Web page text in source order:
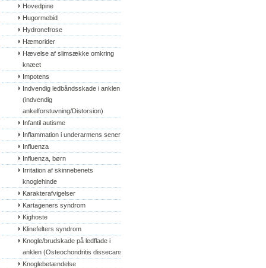
Hovedpine
Hugormebid
Hydronefrose
Hæmorider
Hævelse af slimsække omkring
knæet
Impotens
Indvendig ledbåndsskade i anklen
(indvendig
ankelforstuvning/Distorsion)
Infantil autisme
Inflammation i underarmens sener
Influenza
Influenza, børn
Irritation af skinnebenets
knoglehinde
Karakterafvigelser
Kartageners syndrom
Kighoste
Klinefelters syndrom
Knogle/brudskade på ledflade i
anklen (Osteochondritis dissecans)
Knoglebetændelse